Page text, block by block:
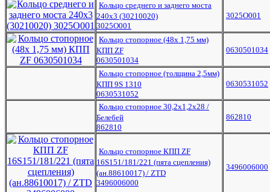
Кольцо среднего и заднего моста
240х3 (30210020)
3025О001
3025О001
Кольцо стопорное (48х 1,75 мм)
КПП ZF
0630501034
0630501034
Кольцо стопорное (толщина 2,5мм)
КПП 9S 1310
0630531052
0630531052
Кольцо стопорное 30,2х1,2х28 /
Белебей
862810
862810
Кольцо стопорное КПП ZF
16S151/181/221 (пята сцепления)
(ан.88610017) / ZTD
3496006000
3496006000